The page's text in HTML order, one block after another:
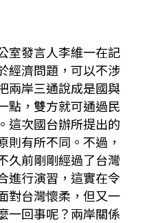
室發言人李維一在記
經濟問題，可以不涉
兩岸三通說成是國與
點，雙方就可通過民
這次國台辦所提出的
則有所不同。不過，
久前剛剛經過了台灣
進行演習，這實在令
對台灣懷柔，但又一
一回事呢？兩岸關係